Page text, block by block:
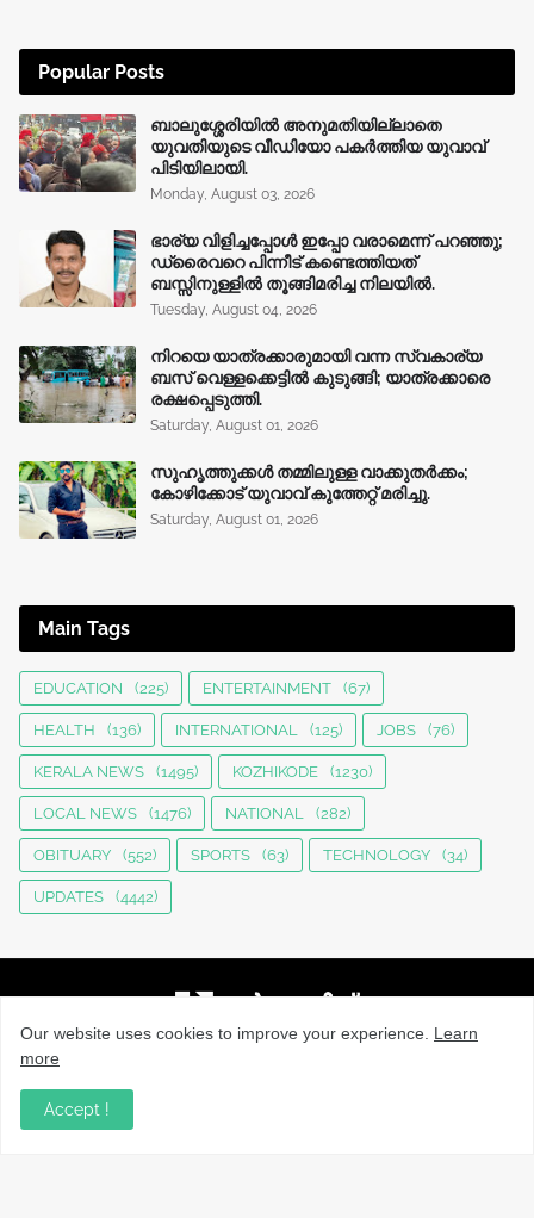
Popular Posts
ബാലുശ്ശേരിയിൽ അനുമതിയില്ലാതെ
യുവതിയുടെ വീഡിയോ പകർത്തിയ യുവാവ്
പിടിയിലായി.
Monday, August 03, 2026
ഭാര്യ വിളിച്ചപ്പോള്‍ ഇപ്പോ വരാമെന്ന് പറഞ്ഞു;
ഡ്രൈവറെ പിന്നീട് കണ്ടെത്തിയത്
ബസ്സിനുള്ളില്‍ തൂങ്ങിമരിച്ച നിലയിൽ.
Tuesday, August 04, 2026
നിറയെ യാത്രക്കാരുമായി വന്ന സ്വകാര്യ
ബസ് വെള്ളക്കെട്ടിൽ കുടുങ്ങി; യാത്രക്കാരെ
രക്ഷപ്പെടുത്തി.
Saturday, August 01, 2026
സുഹൃത്തുക്കൾ തമ്മിലുള്ള വാക്കുതർക്കം;
കോഴിക്കോട് യുവാവ് കുത്തേറ്റ് മരിച്ചു.
Saturday, August 01, 2026
Main Tags
EDUCATION (225) ENTERTAINMENT (67)
HEALTH (136) INTERNATIONAL (125) JOBS (76)
KERALA NEWS (1495) KOZHIKODE (1230)
LOCAL NEWS (1476) NATIONAL (282)
OBITUARY (552) SPORTS (63) TECHNOLOGY (34)
UPDATES (4442)
നാട്ടുവാർത്തകൾ, തൊഴിൽ, വിദ്യാഭ്യാസം, വാണിജ്യം,
ടെക്നോളജി സംബന്ധമായ വാർത്തകൾ, പൊതു/ഗവൺമെൻ്റ്
അറിയിപ്പുകൾ, വിനോദം എന്നിവയും മറ്റും ഉൾക്കൊള്ളുന്ന,
Our website uses cookies to improve your experience. Learn
more
Accept !